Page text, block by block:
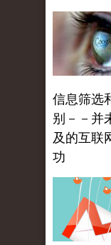
信息筛选
别－－并
及的互联
功